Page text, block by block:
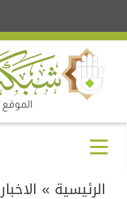
الرئيسية » الاخبار